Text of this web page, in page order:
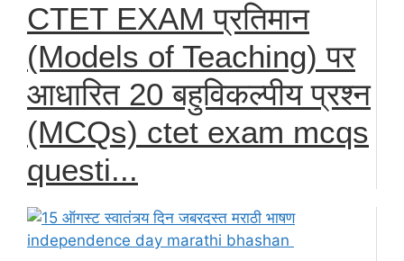
CTET EXAM प्रतिमान
(Models of Teaching) पर
आधारित 20 बहुविकल्पीय प्रश्न
(MCQs) ctet exam mcqs
questi...